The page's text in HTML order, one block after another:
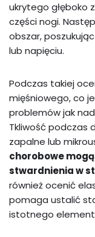
ukrytego głęboko
części nogi.
obszar,
lub napięciu.
Podczas takiej
mięśniowego, co
problemów jak
Tkliwość podczas
zapalne lub
chorobowe
stwardnienia w
również ocenić
pomaga ustalić
istotnego